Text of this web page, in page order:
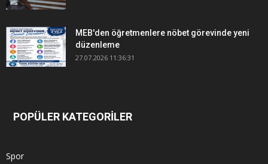
MEB'den öğretmenlere nöbet görevinde yeni
düzenleme
27.07.2026 11:36:31
POPÜLER KATEGORİLER
Spor